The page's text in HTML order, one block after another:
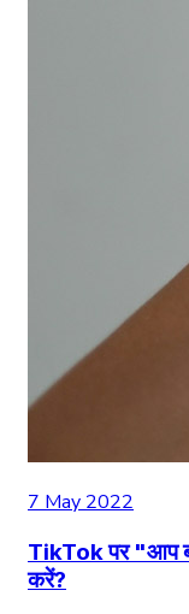
7 May 2022
TikTok पर "आप
करें?